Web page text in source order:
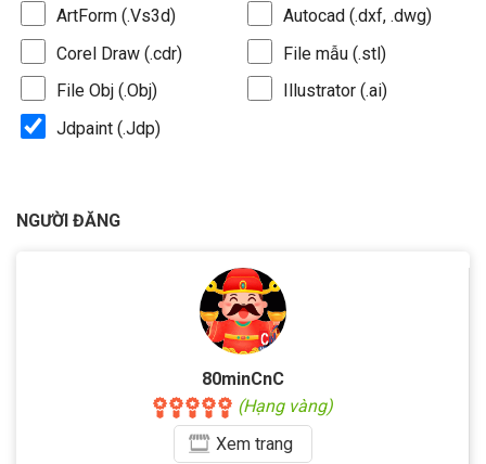
ArtForm (.Vs3d)
Autocad (.dxf, .dwg)
Corel Draw (.cdr)
File mẫu (.stl)
File Obj (.Obj)
Illustrator (.ai)
Jdpaint (.Jdp)
NGƯỜI ĐĂNG
80minCnC
(Hạng vàng)
Xemtrang